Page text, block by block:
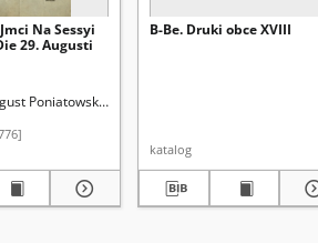
16..). Il.
Na Sessyi
29. Augusti
Poniatowski (król Polski ; 1732-1798)
B-Be. Druki obce XVIII
katalog